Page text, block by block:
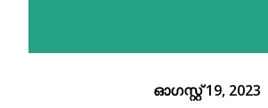
ഓഗസ്റ്റ് 19, 2023